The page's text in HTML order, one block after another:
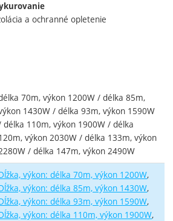
a ochranné opletenie
70m, výkon 1200W / délka 85m,
1430W / délka 93m, výkon 1590W
délka 110m, výkon 1900W / délka
výkon 2030W / délka 133m, výkon
/ délka 147m, výkon 2490W
výkon: délka 70m, výkon 1200W
výkon: délka 85m, výkon 1430W
výkon: délka 93m, výkon 1590W
výkon: délka 110m, výkon 1900W